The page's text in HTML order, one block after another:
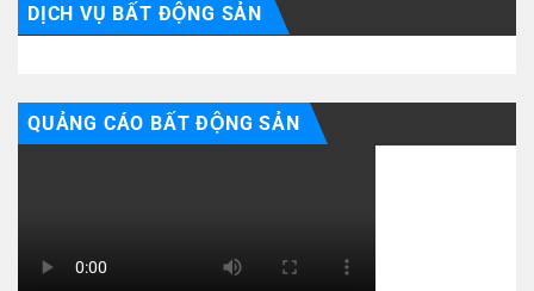
DỊCH VỤ BẤT ĐỘNG SẢN
QUẢNG CÁO BẤT ĐỘNG SẢN